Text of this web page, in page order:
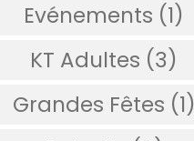
Evénements (1)
KT Adultes (3)
Grandes Fêtes (1)